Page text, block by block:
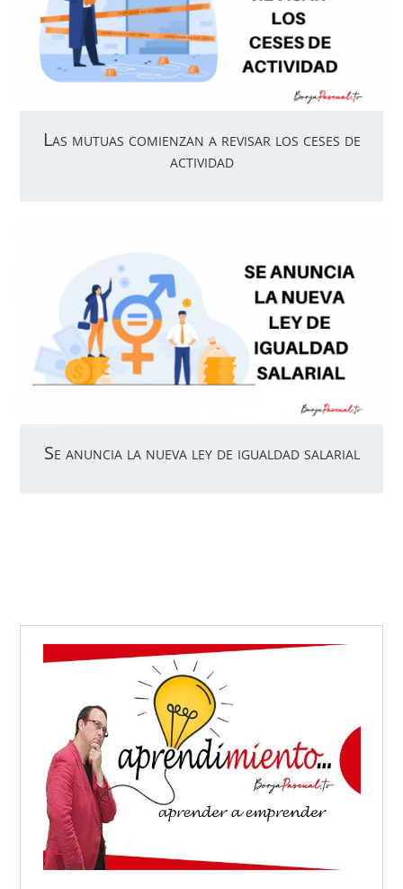
Las mutuas comienzan a revisar los ceses de
actividad
Se anuncia la nueva ley de igualdad salarial